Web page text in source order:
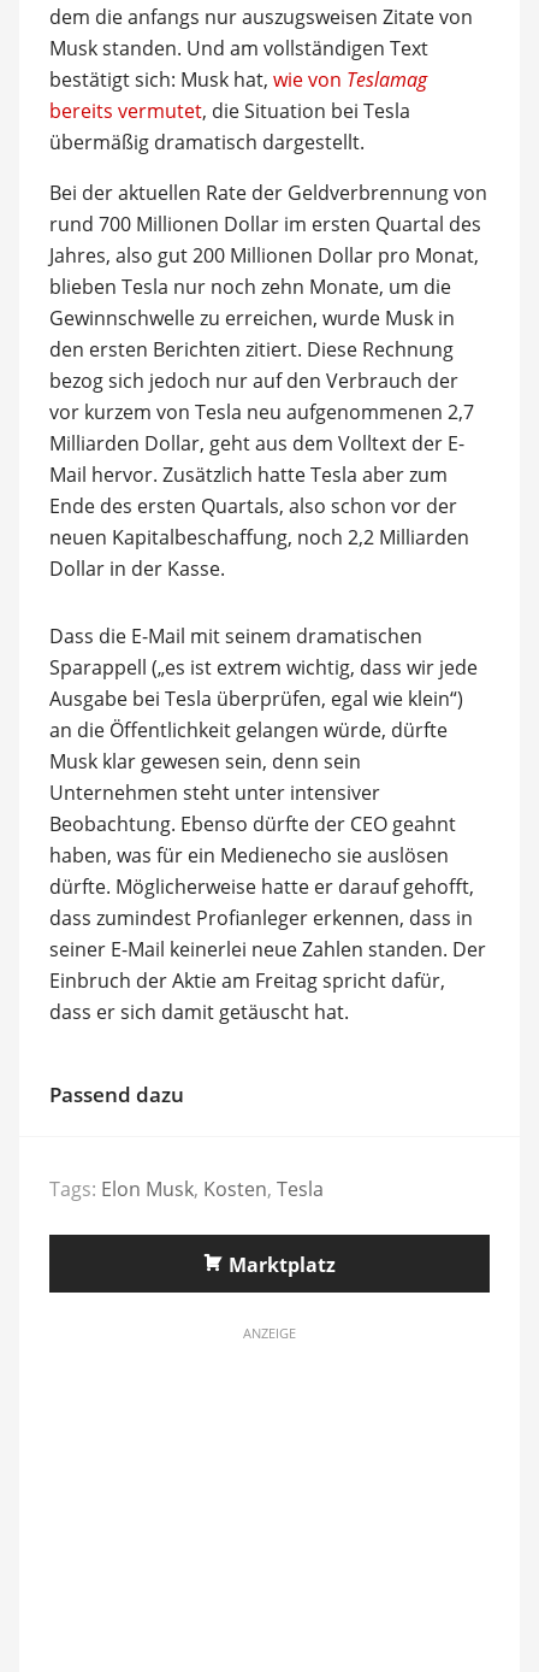
dem die anfangs nur auszugsweisen Zitate von
Musk standen. Und am vollständigen Text
bestätigt sich: Musk hat, wie von Teslamag
bereits vermutet, die Situation bei Tesla
übermäßig dramatisch dargestellt.
Bei der aktuellen Rate der Geldverbrennung von
rund 700 Millionen Dollar im ersten Quartal des
Jahres, also gut 200 Millionen Dollar pro Monat,
blieben Tesla nur noch zehn Monate, um die
Gewinnschwelle zu erreichen, wurde Musk in
den ersten Berichten zitiert. Diese Rechnung
bezog sich jedoch nur auf den Verbrauch der
vor kurzem von Tesla neu aufgenommenen 2,7
Milliarden Dollar, geht aus dem Volltext der E-
Mail hervor. Zusätzlich hatte Tesla aber zum
Ende des ersten Quartals, also schon vor der
neuen Kapitalbeschaffung, noch 2,2 Milliarden
Dollar in der Kasse.
Dass die E-Mail mit seinem dramatischen
Sparappell („es ist extrem wichtig, dass wir jede
Ausgabe bei Tesla überprüfen, egal wie klein“)
an die Öffentlichkeit gelangen würde, dürfte
Musk klar gewesen sein, denn sein
Unternehmen steht unter intensiver
Beobachtung. Ebenso dürfte der CEO geahnt
haben, was für ein Medienecho sie auslösen
dürfte. Möglicherweise hatte er darauf gehofft,
dass zumindest Profianleger erkennen, dass in
seiner E-Mail keinerlei neue Zahlen standen. Der
Einbruch der Aktie am Freitag spricht dafür,
dass er sich damit getäuscht hat.
Passend dazu
Tags: Elon Musk, Kosten, Tesla
Marktplatz
ANZEIGE